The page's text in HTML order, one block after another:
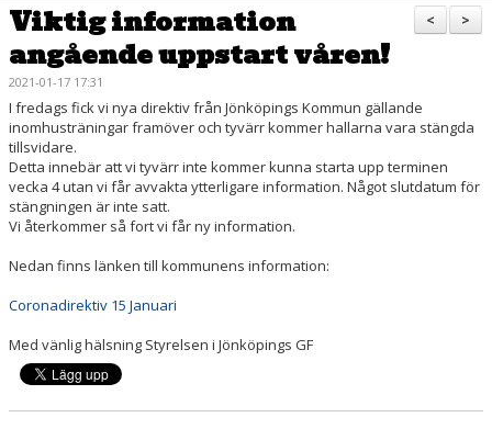
VILL DU BLI LEDARE?
ANMÄL DIG HÄR
KALENDER
SPONSRING
BILDGALLERI
>
<
Viktig information
angående uppstart våren!
2021-01-17 17:31
I fredags fick vi nya direktiv från Jönköpings Kommun gällande
inomhusträningar framöver och tyvärr kommer hallarna vara stängda
tillsvidare.
Detta innebär att vi tyvärr inte kommer kunna starta upp terminen
vecka 4 utan vi får avvakta ytterligare information. Något slutdatum för
stängningen är inte satt.
Vi återkommer så fort vi får ny information.
Nedan finns länken till kommunens information:
Coronadirektiv 15 Januari
Med vänlig hälsning Styrelsen i Jönköpings GF